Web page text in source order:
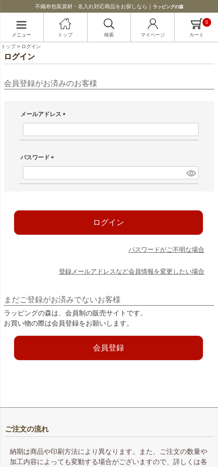
不織布包装資材・名入れ対応商品をお探しなら｜ ラッピングの森
メニュー トップ 検索 マイページ カート
0
トップ ログイン
ログイン
会員登録がお済みのお客様
メールアドレス
(必須)
パスワード
(必須)
ログイン
パスワードがご不明な場合
登録メールアドレスなど会員情報を変更したい場合
まだご登録がお済みでないお客様
ラッピングの森は、会員制の販売サイトです。
お買い物の際は会員登録をお願いします。
会員登録
ご注文の流れ
納期は商品や印刷方法により異なります。また、ご注文の数量や
加工内容によっても変動する場合がございますので、詳しくは各